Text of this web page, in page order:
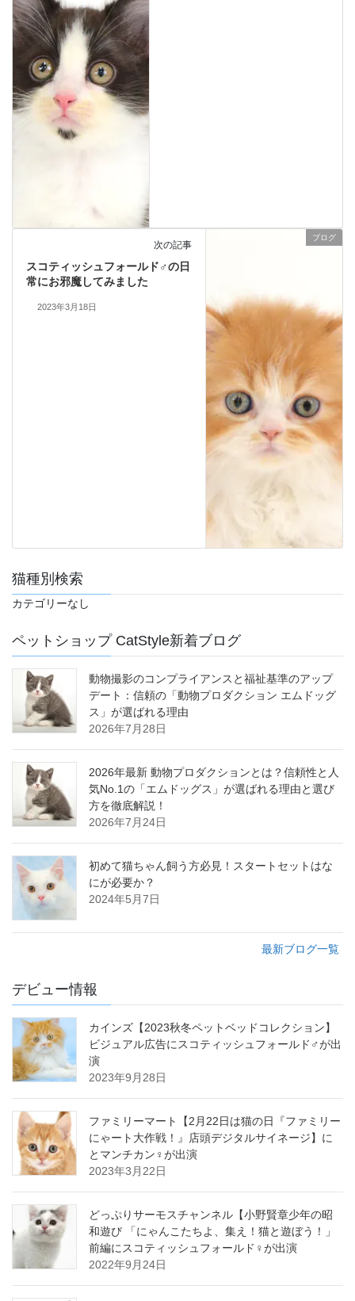
ブログ
次の記事
スコティッシュフォールド♂の日
常にお邪魔してみました
2023年3月18日
猫種別検索
カテゴリーなし
ペットショップ CatStyle新着ブログ
動物撮影のコンプライアンスと福祉基準のアップ
デート：信頼の「動物プロダクション エムドッグ
ス」が選ばれる理由
2026年7月28日
2026年最新 動物プロダクションとは？信頼性と人
気No.1の「エムドッグス」が選ばれる理由と選び
方を徹底解説！
2026年7月24日
初めて猫ちゃん飼う方必見！スタートセットはな
にが必要か？
2024年5月7日
最新ブログ一覧
デビュー情報
カインズ【2023秋冬ペットベッドコレクション】
ビジュアル広告にスコティッシュフォールド♂が出
演
2023年9月28日
ファミリーマート【2月22日は猫の日『ファミリー
にゃート大作戦！』店頭デジタルサイネージ】に
とマンチカン♀が出演
2023年3月22日
どっぷりサーモスチャンネル【小野賢章少年の昭
和遊び 「にゃんこたちよ、集え！猫と遊ぼう！」
前編にスコティッシュフォールド♀が出演
2022年9月24日